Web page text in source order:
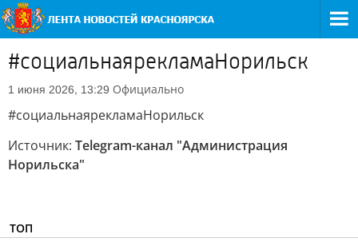
#социальнаярекламаНорильск
1 июня 2026, 13:29 Официально
#социальнаярекламаНорильск
Источник: Telegram-канал "Администрация
Норильска"
ТОП